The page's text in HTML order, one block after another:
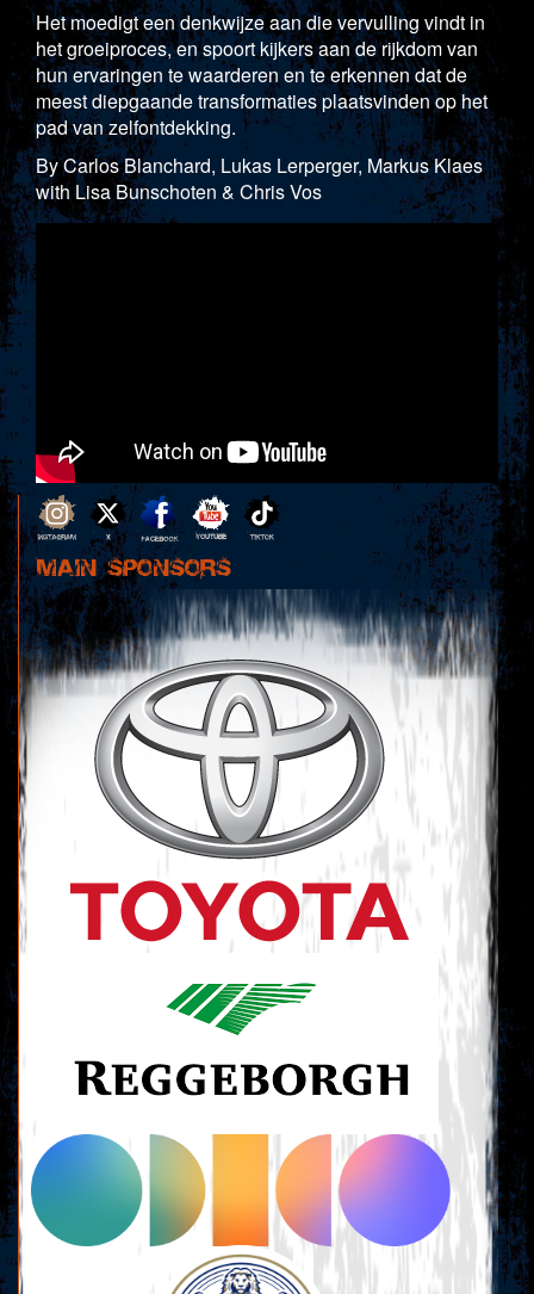
Het moedigt een denkwijze aan die vervulling vindt in
het groeiproces, en spoort kijkers aan de rijkdom van
hun ervaringen te waarderen en te erkennen dat de
meest diepgaande transformaties plaatsvinden op het
pad van zelfontdekking.
By Carlos Blanchard, Lukas Lerperger, Markus Klaes
with Lisa Bunschoten & Chris Vos
MAIN SPONSORS